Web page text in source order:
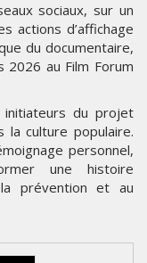
sociaux, sur un
actions d’affichage
du documentaire,
au Film Forum
du projet
la culture populaire.
personnel,
une histoire
prévention et au